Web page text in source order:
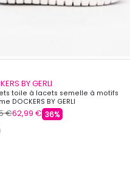
BY GERLI
toile à lacets semelle à motifs
DOCKERS BY GERLI
€62,99 € 36%